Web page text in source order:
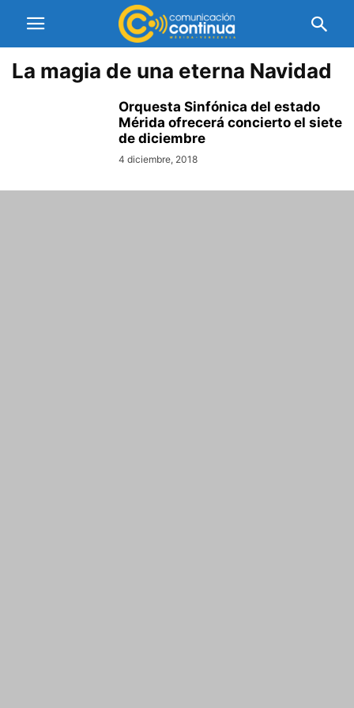
La magia de una eterna Navidad
Orquesta Sinfónica del estado
Mérida ofrecerá concierto el siete
de diciembre
4 diciembre, 2018